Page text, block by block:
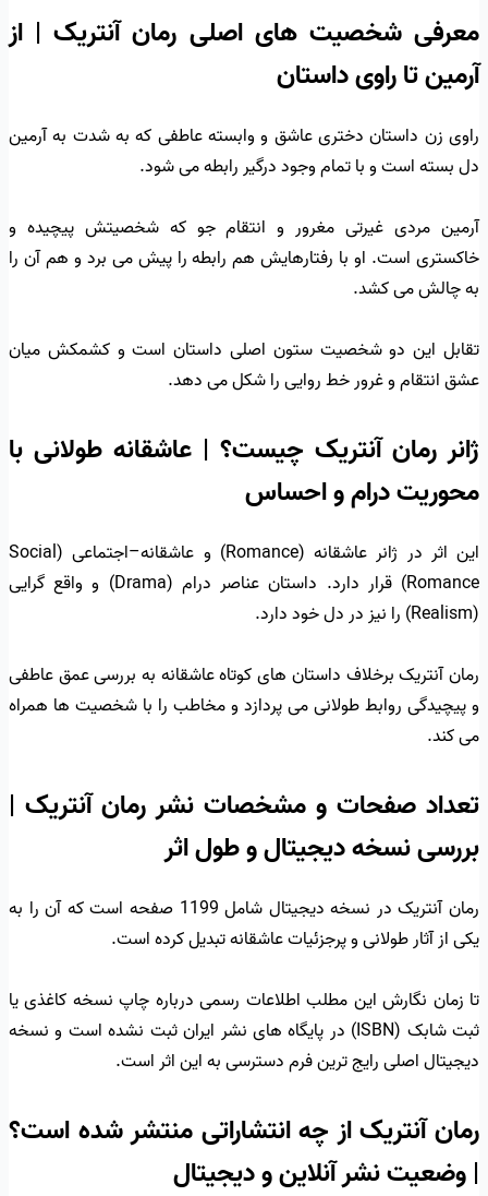
معرفی شخصیت های اصلی رمان آنتریک | از
آرمین تا راوی داستان
راوی زن داستان دختری عاشق و وابسته عاطفی که به شدت به آرمین
دل بسته است و با تمام وجود درگیر رابطه می شود.
آرمین مردی غیرتی مغرور و انتقام جو که شخصیتش پیچیده و
خاکستری است. او با رفتارهایش هم رابطه را پیش می برد و هم آن را
به چالش می کشد.
تقابل این دو شخصیت ستون اصلی داستان است و کشمکش میان
عشق انتقام و غرور خط روایی را شکل می دهد.
ژانر رمان آنتریک چیست؟ | عاشقانه طولانی با
محوریت درام و احساس
این اثر در ژانر عاشقانه (Romance) و عاشقانه–اجتماعی (Social
Romance) قرار دارد. داستان عناصر درام (Drama) و واقع گرایی
(Realism) را نیز در دل خود دارد.
رمان آنتریک برخلاف داستان های کوتاه عاشقانه به بررسی عمق عاطفی
و پیچیدگی روابط طولانی می پردازد و مخاطب را با شخصیت ها همراه
می کند.
تعداد صفحات و مشخصات نشر رمان آنتریک |
بررسی نسخه دیجیتال و طول اثر
رمان آنتریک در نسخه دیجیتال شامل 1199 صفحه است که آن را به
یکی از آثار طولانی و پرجزئیات عاشقانه تبدیل کرده است.
تا زمان نگارش این مطلب اطلاعات رسمی درباره چاپ نسخه کاغذی یا
ثبت شابک (ISBN) در پایگاه های نشر ایران ثبت نشده است و نسخه
دیجیتال اصلی رایج ترین فرم دسترسی به این اثر است.
رمان آنتریک از چه انتشاراتی منتشر شده است؟
| وضعیت نشر آنلاین و دیجیتال